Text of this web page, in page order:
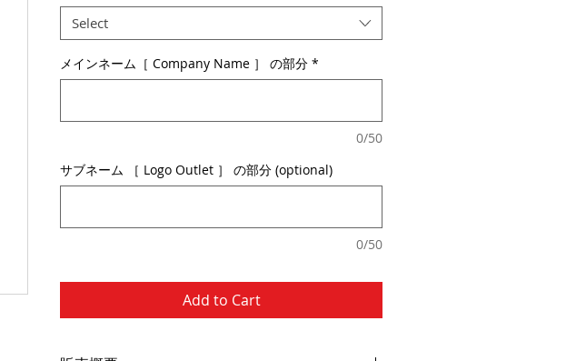
Select
メインネーム［ Company Name ］ の部分 *
0/50
サブネーム ［ Logo Outlet ］ の部分 (optional)
0/50
Add to Cart